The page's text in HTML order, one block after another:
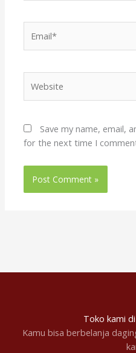
Save my name, email,
for the next time I
Toko kami
Kamu bisa berbelanja